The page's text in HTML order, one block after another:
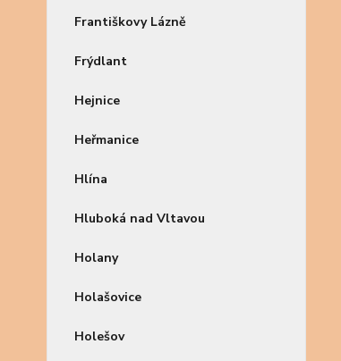
Františkovy Lázně
Frýdlant
Hejnice
Heřmanice
Hlína
Hluboká nad Vltavou
Holany
Holašovice
Holešov